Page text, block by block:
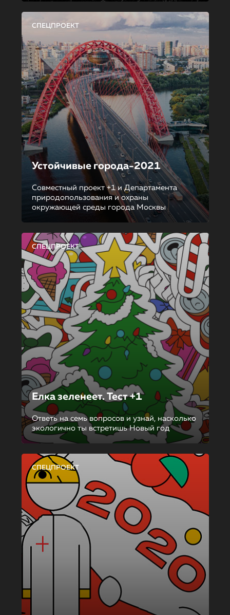
СПЕЦПРОЕКТ
Устойчивые города-2021
Совместный проект +1 и Департамента
природопользования и охраны
окружающей среды города Москвы
СПЕЦПРОЕКТ
Елка зеленеет. Тест +1
Ответь на семь вопросов и узнай, насколько
экологично ты встретишь Новый год
СПЕЦПРОЕКТ